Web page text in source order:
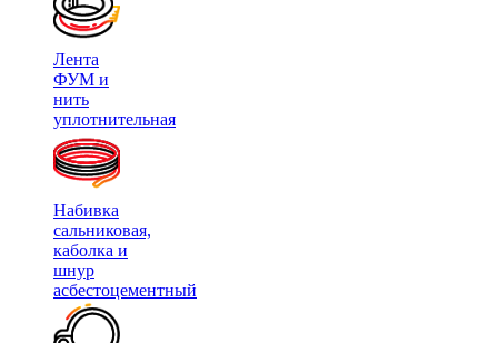
Лента
ФУМ и
нить
уплотнительная
Набивка
сальниковая,
каболка и
шнур
асбестоцементный